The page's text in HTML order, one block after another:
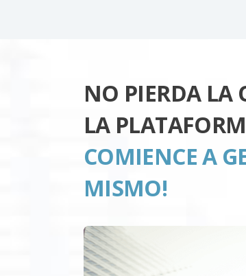
NO PIERDA LA
LA
COMIENCE A
MISMO!